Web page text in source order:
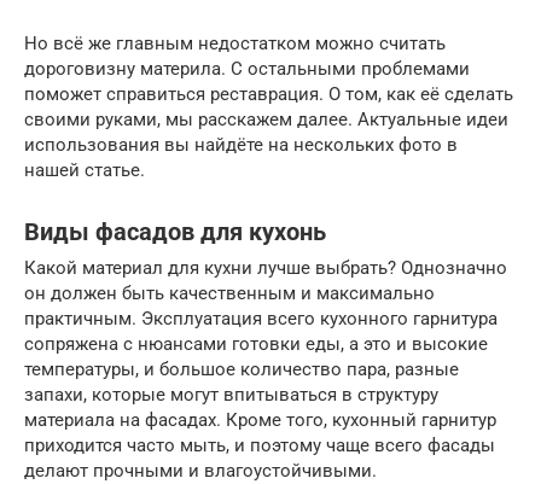
Но всё же главным недостатком можно считать
дороговизну материла. С остальными проблемами
поможет справиться реставрация. О том, как её сделать
своими руками, мы расскажем далее. Актуальные идеи
использования вы найдёте на нескольких фото в
нашей статье.
Виды фасадов для кухонь
Какой материал для кухни лучше выбрать? Однозначно
он должен быть качественным и максимально
практичным. Эксплуатация всего кухонного гарнитура
сопряжена с нюансами готовки еды, а это и высокие
температуры, и большое количество пара, разные
запахи, которые могут впитываться в структуру
материала на фасадах. Кроме того, кухонный гарнитур
приходится часто мыть, и поэтому чаще всего фасады
делают прочными и влагоустойчивыми.